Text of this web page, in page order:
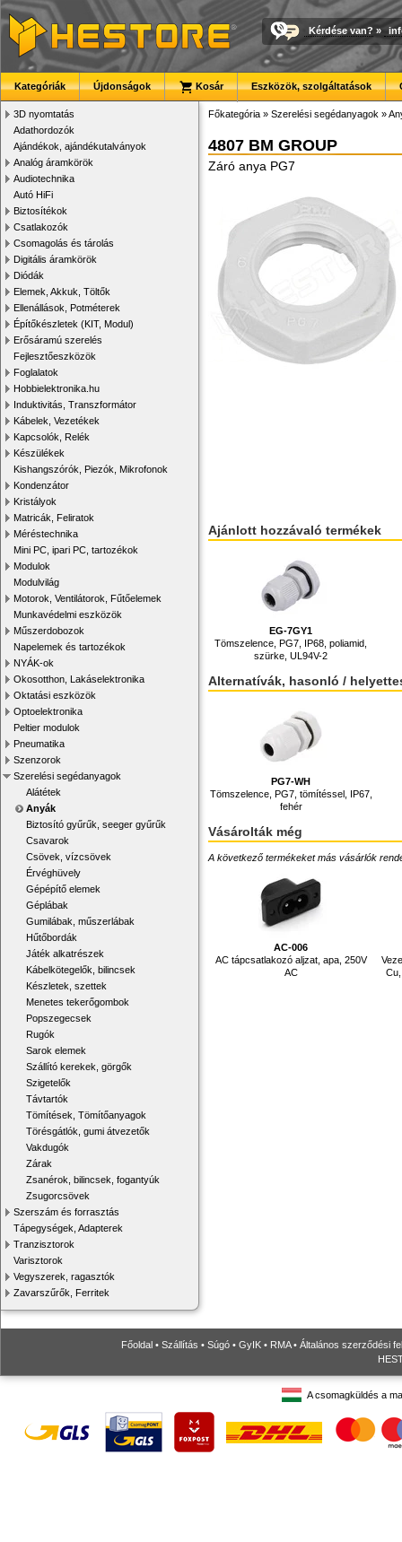
Kérdése van? »
Kategóriák Újdonságok Kosár Eszközök, szolgáltatások
3D nyomtatás
Adathordozók
Ajándékok, ajándékutalványok
Analóg áramkörök
Audiotechnika
Autó HiFi
Biztosítékok
Csatlakozók
Csomagolás és tárolás
Digitális áramkörök
Diódák
Elemek, Akkuk, Töltők
Ellenállások, Potméterek
Építőkészletek (KIT, Modul)
Erősáramú szerelés
Fejlesztőeszközök
Foglalatok
Hobbielektronika.hu
Induktivitás, Transzformátor
Kábelek, Vezetékek
Kapcsolók, Relék
Készülékek
Kishangszórók, Piezók, Mikrofonok
Kondenzátor
Kristályok
Matricák, Feliratok
Méréstechnika
Mini PC, ipari PC, tartozékok
Modulok
Modulvilág
Motorok, Ventilátorok, Fűtőelemek
Munkavédelmi eszközök
Műszerdobozok
Napelemek és tartozékok
NYÁK-ok
Okosotthon, Lakáselektronika
Oktatási eszközök
Optoelektronika
Peltier modulok
Pneumatika
Szenzorok
Szerelési segédanyagok
Alátétek
Anyák
Biztosító gyűrűk, seeger gyűrűk
Csavarok
Csövek, vízcsövek
Érvéghüvely
Gépépítő elemek
Géplábak
Gumilábak, műszerlábak
Hűtőbordák
Játék alkatrészek
Kábelkötegelők, bilincsek
Készletek, szettek
Menetes tekerőgombok
Popszegecsek
Rugók
Sarok elemek
Szállító kerekek, görgők
Szigetelők
Távtartók
Tömítések, Tömítőanyagok
Törésgátlók, gumi átvezetők
Vakdugók
Zárak
Zsanérok, bilincsek, fogantyúk
Zsugorcsövek
Szerszám és forrasztás
Tápegységek, Adapterek
Tranzisztorok
Varisztorok
Vegyszerek, ragasztók
Zavarszűrők, Ferritek
Főkategória » Szerelési segédanyagok »
4807 BM GROUP
Záró anya PG7
Ajánlott hozzávaló termékek
EG-7GY1
Tömszelence, PG7, IP68, poliamid,
szürke, UL94V-2
Alternatívák, hasonló /
PG7-WH
Tömszelence, PG7, tömítéssel, IP67,
fehér
Vásárolták még
A következő termékeket más vásárlók
AC-006
AC tápcsatlakozó aljzat, apa, 250V
AC
Főoldal • Szállítás • Súgó • GyIK • RMA• Általános szerződési
A csomagküldés a